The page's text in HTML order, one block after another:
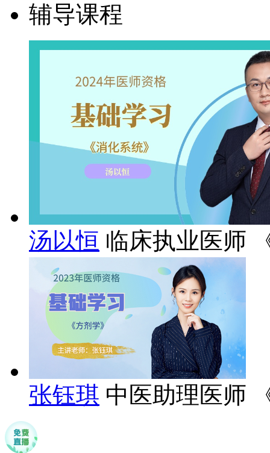
辅导课程
汤以恒 临床执业医师
张钰琪 中医助理医师